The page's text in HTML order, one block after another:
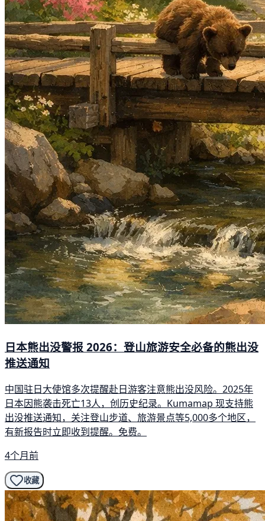
日本熊出没警报 2026：登山旅游安全必备的熊出没
推送通知
中国驻日大使馆多次提醒赴日游客注意熊出没风险。2025年
日本因熊袭击死亡13人，创历史纪录。Kumamap 现支持熊
出没推送通知，关注登山步道、旅游景点等5,000多个地区，
有新报告时立即收到提醒。免费。
4个月前
收藏